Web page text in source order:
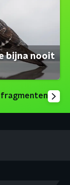
bijna nooit